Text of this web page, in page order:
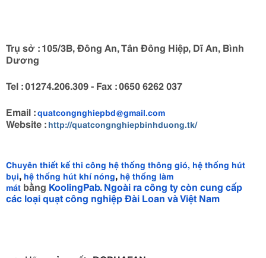
Trụ sở : 105/3B, Đông An, Tân Đông Hiệp, Dĩ An, Bình
Dương
Tel : 01274.206.309 - Fax : 0650 6262 037
Email :quatcongnghiepbd@gmail.com
Website : http://quatcongnghiepbinhduong.tk/
Chuyên thiết kế thi công hệ thống thông gió, hệ thống hút
bụi, hệ thống hút khí nóng, hệ thống làm
mát bằng KoolingPab. Ngoài ra công ty còn cung cấp
các loạiquạt công nghiệpĐài Loanvà Việt Nam